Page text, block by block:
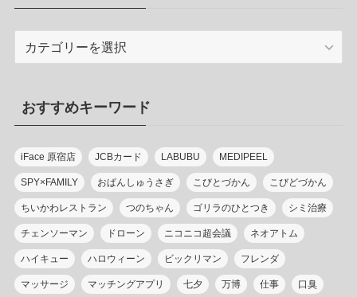
リ
ー
おすすめキーワード
iFace 原宿店 JCBカード LABUBU MEDIPEEL
SPY×FAMILY おぱんしゅうさぎ こびとづかん こびどづかん
ちいかわレストラン つのちゃん ゴリラのひとつき シミ治療
チェンソーマン ドローン ニコニコ超会議 ネオアトム
ハイキュー ハロウィーン ビックリマン フレンダ
マッサージ マッチングアプリ 七夕 万博 仕事 口臭